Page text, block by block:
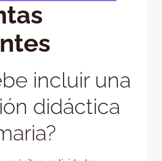
incluir una
didáctica